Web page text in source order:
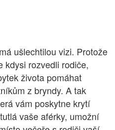
ušlechtilou vizi. Protože
kdysi rozvedli rodiče,
života pomáhat
z bryndy. A tak
vám poskytne krytí
vaše aférky, umožní